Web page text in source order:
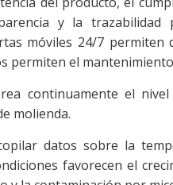
y la trazabilidad
móviles 24/7
permiten el
continuamente el
molienda.
datos sobre la
favorecen el